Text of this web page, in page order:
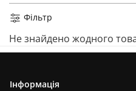
Фільтр
Не знайдено жодного
Інформація